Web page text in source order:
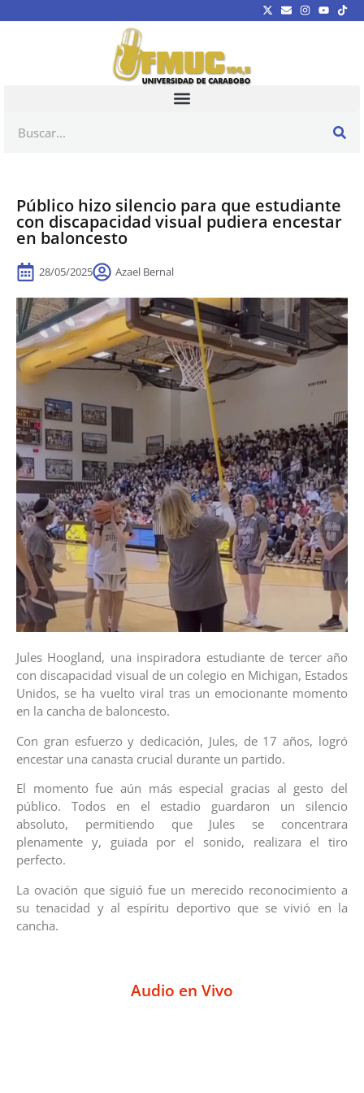
Público hizo silencio para que estudiante
con discapacidad visual pudiera encestar
en baloncesto
28/05/2025 Azael Bernal
Jules Hoogland, una inspiradora estudiante de tercer año
con discapacidad visual de un colegio en Michigan, Estados
Unidos, se ha vuelto viral tras un emocionante momento
en la cancha de baloncesto.
Con gran esfuerzo y dedicación, Jules, de 17 años, logró
encestar una canasta crucial durante un partido.
El momento fue aún más especial gracias al gesto del
público. Todos en el estadio guardaron un silencio
absoluto, permitiendo que Jules se concentrara
plenamente y, guiada por el sonido, realizara el tiro
perfecto.
La ovación que siguió fue un merecido reconocimiento a
su tenacidad y al espíritu deportivo que se vivió en la
cancha.
Audio en Vivo